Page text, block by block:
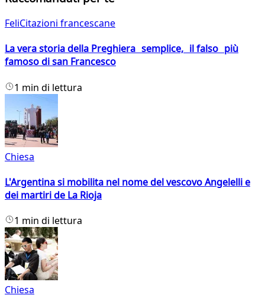
FeliCitazioni francescane
La vera storia della Preghiera semplice, il falso più
famoso di san Francesco
1 min di lettura
Chiesa
L'Argentina si mobilita nel nome del vescovo Angelelli e
dei martiri de La Rioja
1 min di lettura
Chiesa